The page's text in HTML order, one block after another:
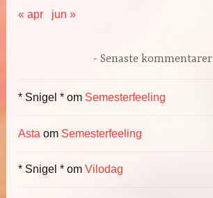
« apr jun »
Senaste kommentarer
* Snigel * om Semesterfeeling
Asta om Semesterfeeling
* Snigel * omVilodag